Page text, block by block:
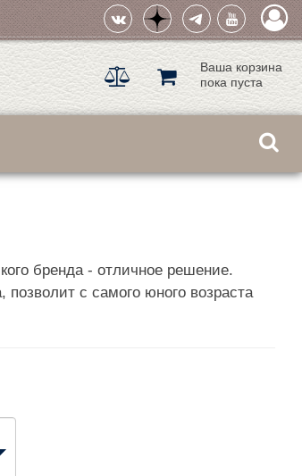
Ваша корзина
пока пуста
бренда - отличное решение.
с самого юного возраста